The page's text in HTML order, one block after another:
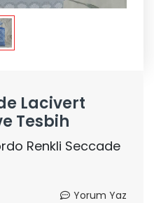
Lacivert
Tesbih
Renkli Seccade
Yorum Yaz